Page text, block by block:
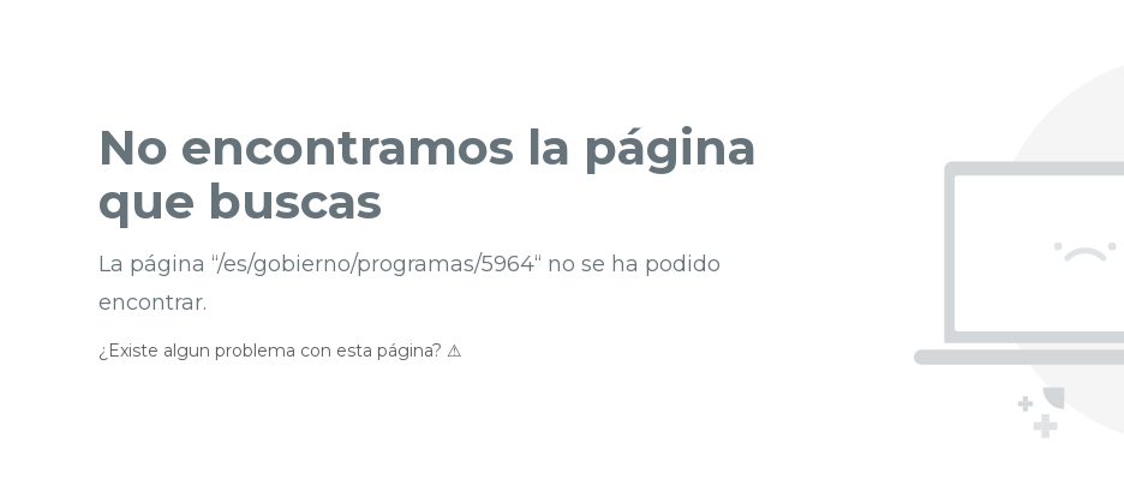
No encontramos la página
que buscas
La página “/es/gobierno/programas/5964“ no se ha podido
encontrar.
¿Existe algun problema con esta página? ⚠︎